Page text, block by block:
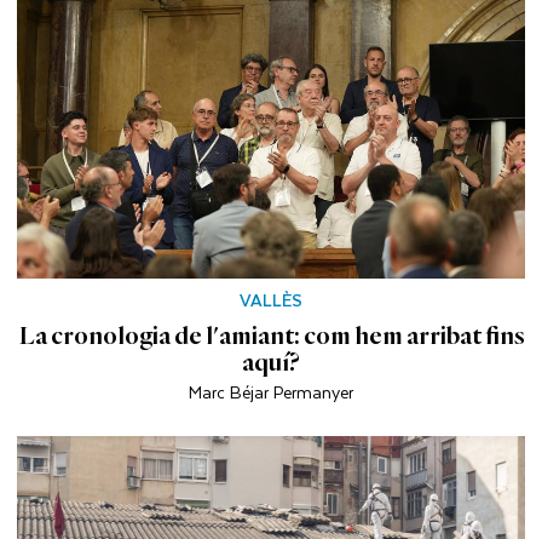
VALLÈS
La cronologia de l'amiant: com hem arribat fins
aquí?
Marc Béjar Permanyer